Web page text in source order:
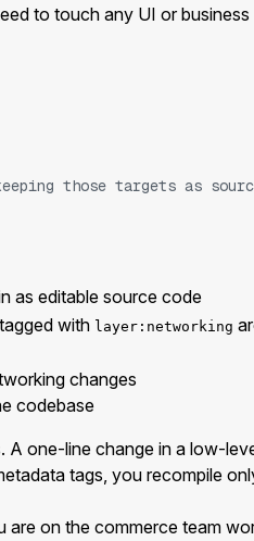
to touch any UI or
those targets as
as editable source code
with layer:networking
changes
codebase
one-line change in a low-
tags, you recompile
on the commerce team